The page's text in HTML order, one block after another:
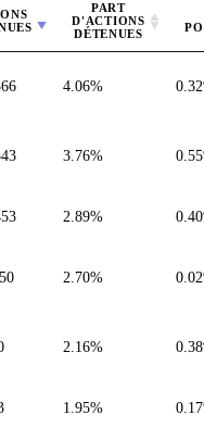
PART
D'ACTIONS
DÉTENUES
4.06%
3.76%
2.89%
2.70%
2.16%
1.95%